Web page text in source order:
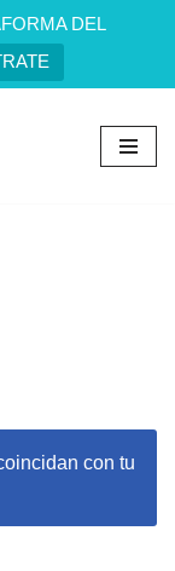
DEL
con tu